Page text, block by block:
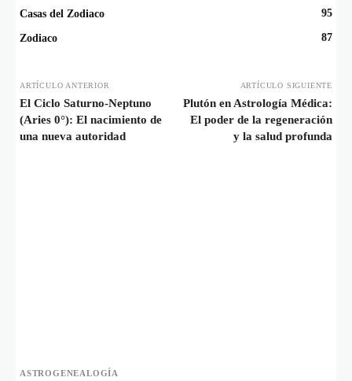
Casas del Zodiaco 95
Zodiaco 87
ARTÍCULO ANTERIOR
El Ciclo Saturno-Neptuno
(Aries 0°): El nacimiento de
una nueva autoridad
ARTÍCULO SIGUIENTE
Plutón en Astrología Médica:
El poder de la regeneración
y la salud profunda
ASTROGENEALOGÍA